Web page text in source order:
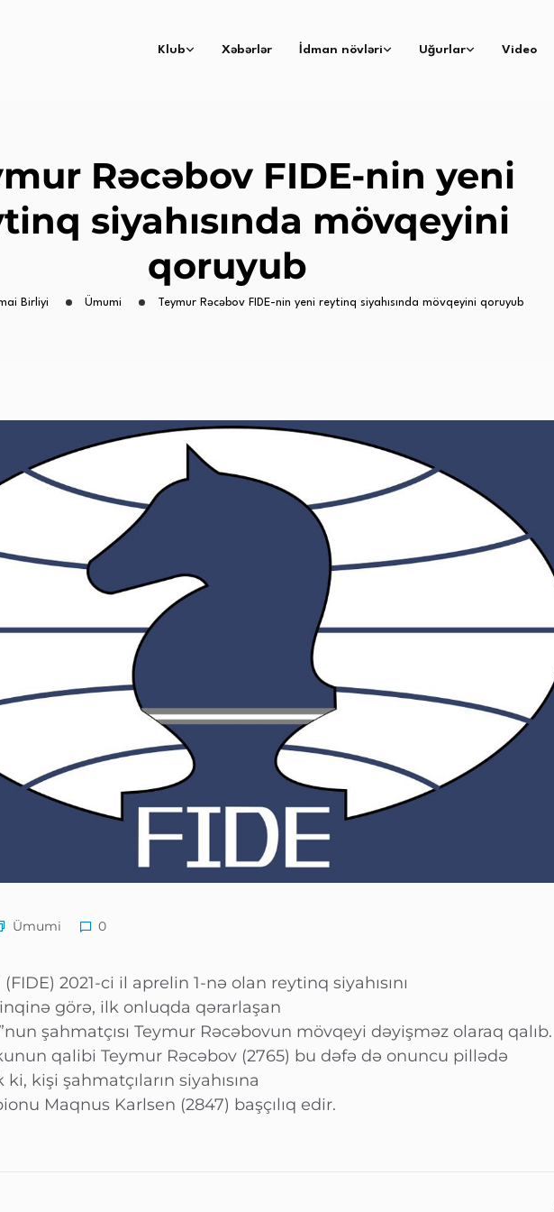
Klub Xəbərlər İdman növləri Uğurlar Video
Rəcəbov FIDE-nin yeni
siyahısında mövqeyini
qoruyub
Birliyi Ümumi Teymur Rəcəbov FIDE-nin yeni reytinq siyahısında mövqeyini qoruyub
Ümumi 0
2021-ci il aprelin 1-nə olan reytinq siyahısını
görə, ilk onluqda qərarlaşan
şahmatçısı Teymur Rəcəbovun mövqeyi dəyişməz olaraq qalıb.
qalibi Teymur Rəcəbov (2765) bu dəfə də onuncu pillədə
kişi şahmatçıların siyahısına
Maqnus Karlsen (2847) başçılıq edir.